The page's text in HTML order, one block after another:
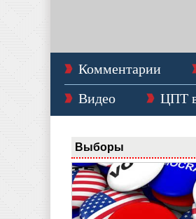
Комментарии
Видео
ЦПТ
Выборы